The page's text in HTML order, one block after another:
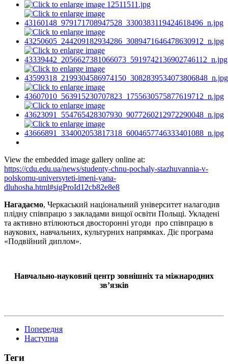
View the embedded image gallery online at:
https://cdu.edu.ua/news/studenty-chnu-pochaly-stazhuvannia-v-
polskomu-universyteti-imeni-yana-
dluhosha.html#sigProId12cb82e8e8
Нагадаємо, Черкаський національний університет налагодив
плідну співпрацю з закладами вищої освіти Польщі. Укладені
та активно втілюються двосторонні угоди про співпрацю в
наукових, навчальних, культурних напрямках. Діє програма
«Подвійний диплом».
Навчально-науковий центр зовнішніх та міжнародних
зв’язків
Попередня
Наступна
Теги